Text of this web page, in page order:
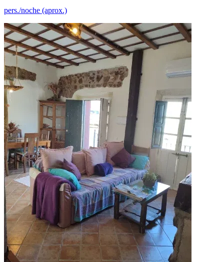
pers./noche (aprox.)